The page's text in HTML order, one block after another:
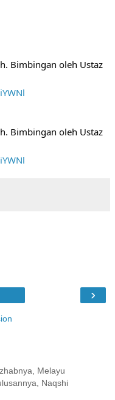
Bimbingan oleh Ustaz
Bimbingan oleh Ustaz
›
Melayu
Naqshi